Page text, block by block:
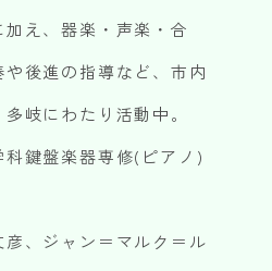
え、器楽・声楽・合
後進の指導など、市内
岐にわたり活動中。
鍵盤楽器専修(ピアノ)
、ジャン＝マルク＝ル